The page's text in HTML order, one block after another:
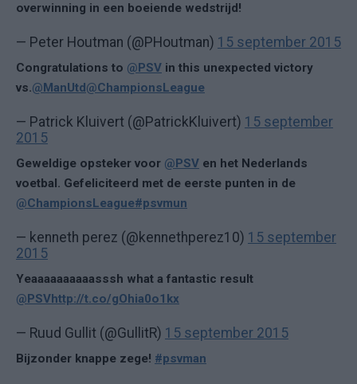
overwinning in een boeiende wedstrijd!
— Peter Houtman (@PHoutman) 15 september 2015
Congratulations to @PSV in this unexpected victory
vs.@ManUtd@ChampionsLeague
— Patrick Kluivert (@PatrickKluivert) 15 september
2015
Geweldige opsteker voor @PSV en het Nederlands
voetbal. Gefeliciteerd met de eerste punten in de
@ChampionsLeague#psvmun
— kenneth perez (@kennethperez10) 15 september
2015
Yeaaaaaaaaaasssh what a fantastic result
@PSVhttp://t.co/gOhia0o1kx
— Ruud Gullit (@GullitR) 15 september 2015
Bijzonder knappe zege! #psvman